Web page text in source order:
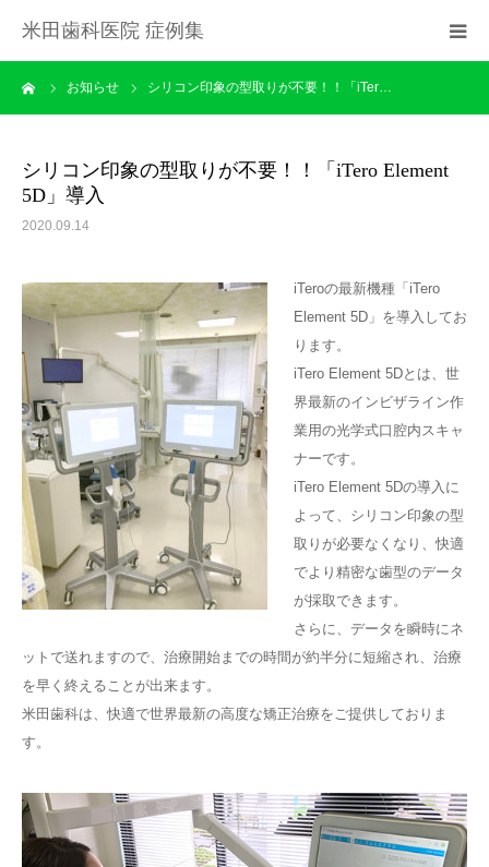
米田歯科医院 症例集
お知らせ シリコン印象の型取りが不要！！「iTer…
シリコン印象の型取りが不要！！「iTero Element
5D」導入
2020.09.14
iTeroの最新機種「iTero
Element 5D」を導入してお
ります。
iTero Element 5Dとは、世
界最新のインビザライン作
業用の光学式口腔内スキャ
ナーです。
iTero Element 5Dの導入に
よって、シリコン印象の型
取りが必要なくなり、快適
でより精密な歯型のデータ
が採取できます。
さらに、データを瞬時にネ
ットで送れますので、治療開始までの時間が約半分に短縮され、治療
を早く終えることが出来ます。
米田歯科は、快適で世界最新の高度な矯正治療をご提供しておりま
す。
インビザライン
インプラント
小児矯正
CADCAM
保険の入れ歯
顎関節症